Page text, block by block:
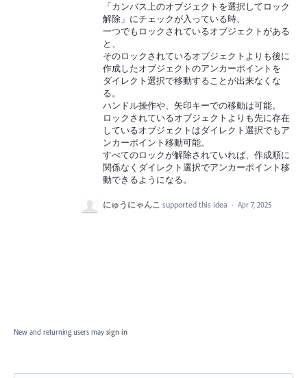
「カンバス上のオブジェクトを選択してロック
解除」にチェックが入っている時、
一つでもロックされているオブジェクトがある
と、
そのロックされているオブジェクトよりも後に
作成したオブジェクトのアンカーポイントを
ダイレクト選択で移動することが出来なくな
る。
ハンドル操作や、矢印キーでの移動は可能。
ロックされているオブジェクトよりも先に存在
しているオブジェクトはダイレクト選択でもア
ンカーポイント移動可能。
すべてのロックが解除されていれば、作成順に
関係なくダイレクト選択でアンカーポイント移
動できるようになる。
にゅうにゃんこ supported this idea · Apr 7, 2025
New and returning users may sign in